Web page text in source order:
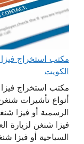
الكويت
مكتب استخراج
أنواع تأشيرات
الرسمية أو فيزا
فيزا شنغن لزيارة
السياحية أو فيزا